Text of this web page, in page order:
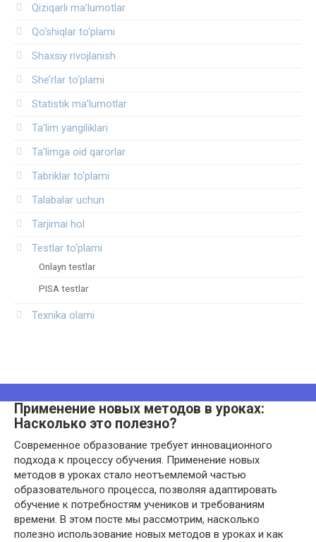
Qiziqarli ma’lumotlar
Qo‘shiqlar to‘plami
Shaxsiy rivojlanish
She’rlar to‘plami
Statistik ma’lumotlar
Ta’lim yangiliklari
Ta’limga oid qarorlar
Tabriklar to'plami
Talabalar uchun
Tarjimai hol
Testlar to‘plami
Onlayn testlar
PISA testlar
Texnika olami
Применение новых методов в уроках:
Насколько это полезно?
Современное образование требует инновационного
подхода к процессу обучения. Применение новых
методов в уроках стало неотъемлемой частью
образовательного процесса, позволяя адаптировать
обучение к потребностям учеников и требованиям
времени. В этом посте мы рассмотрим, насколько
полезно использование новых методов в уроках и как